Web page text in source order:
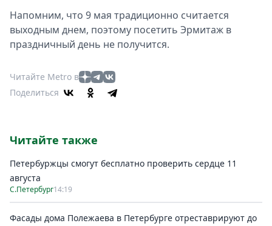
Напомним, что 9 мая традиционно считается
выходным днем, поэтому посетить Эрмитаж в
праздничный день не получится.
Читайте Metro в
Поделиться
Читайте также
Петербуржцы смогут бесплатно проверить сердце 11
августа
С.Петербург14:19
Фасады дома Полежаева в Петербурге отреставрируют до